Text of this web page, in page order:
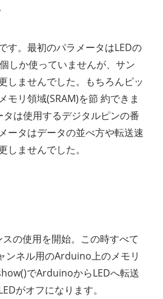
す。最初のパラメータはLEDの
しか使っていませんが、サン
しませんでした。もちろんピッ
モリ領域(SRAM)を節 約できま
は使用するデジタルピンの番
ータはデータの並べ方や転送速
しませんでした。
の使用を開始。この時すべて
ンネル用のArduino上のメモリ
でArduinoからLEDへ転送
がオフになります。